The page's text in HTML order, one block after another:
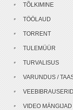
TÕLKIMINE
TÖÖLAUD
TORRENT
TULEMÜÜR
TURVALISUS
VARUNDUS /
VIDEO MÄNGIJAD